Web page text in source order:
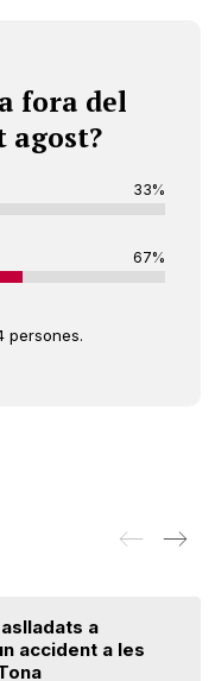
fora del
agost?
33%
67%
persones.
a
accident a les